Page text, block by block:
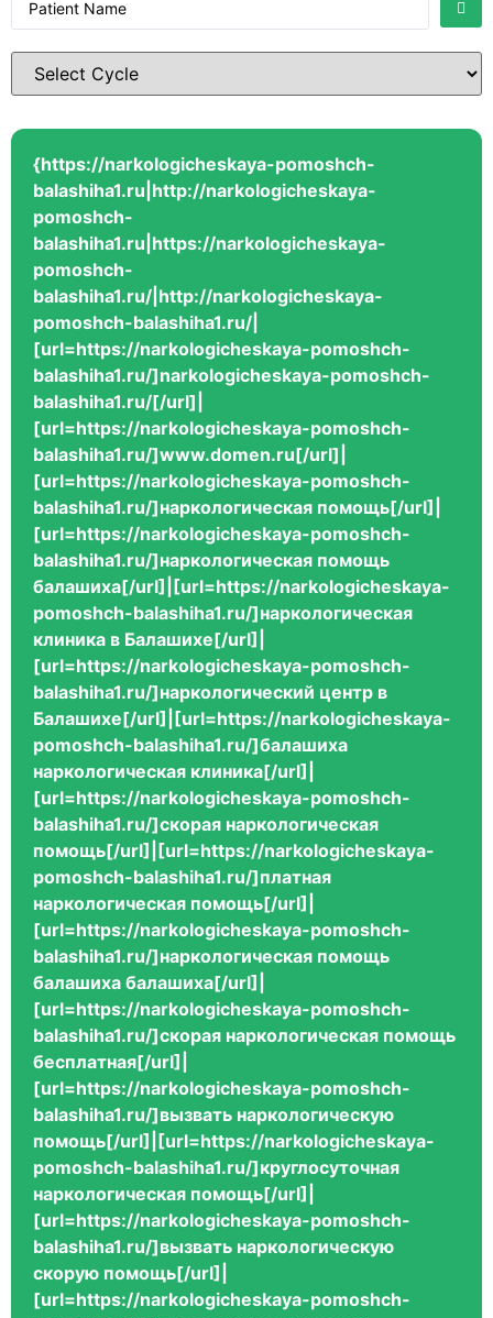
{https://narkologicheskaya-pomoshch-
balashiha1.ru|http://narkologicheskaya-
pomoshch-
balashiha1.ru|https://narkologicheskaya-
pomoshch-
balashiha1.ru/|http://narkologicheskaya-
pomoshch-balashiha1.ru/|
[url=https://narkologicheskaya-pomoshch-
balashiha1.ru/]narkologicheskaya-pomoshch-
balashiha1.ru/[/url]|
[url=https://narkologicheskaya-pomoshch-
balashiha1.ru/]www.domen.ru[/url]|
[url=https://narkologicheskaya-pomoshch-
balashiha1.ru/]наркологическая помощь[/url]|
[url=https://narkologicheskaya-pomoshch-
balashiha1.ru/]наркологическая помощь
балашиха[/url]|[url=https://narkologicheskaya-
pomoshch-balashiha1.ru/]наркологическая
клиника в Балашихе[/url]|
[url=https://narkologicheskaya-pomoshch-
balashiha1.ru/]наркологический центр в
Балашихе[/url]|[url=https://narkologicheskaya-
pomoshch-balashiha1.ru/]балашиха
наркологическая клиника[/url]|
[url=https://narkologicheskaya-pomoshch-
balashiha1.ru/]скорая наркологическая
помощь[/url]|[url=https://narkologicheskaya-
pomoshch-balashiha1.ru/]платная
наркологическая помощь[/url]|
[url=https://narkologicheskaya-pomoshch-
balashiha1.ru/]наркологическая помощь
балашиха балашиха[/url]|
[url=https://narkologicheskaya-pomoshch-
balashiha1.ru/]скорая наркологическая помощь
бесплатная[/url]|
[url=https://narkologicheskaya-pomoshch-
balashiha1.ru/]вызвать наркологическую
помощь[/url]|[url=https://narkologicheskaya-
pomoshch-balashiha1.ru/]круглосуточная
наркологическая помощь[/url]|
[url=https://narkologicheskaya-pomoshch-
balashiha1.ru/]вызвать наркологическую
скорую помощь[/url]|
[url=https://narkologicheskaya-pomoshch-